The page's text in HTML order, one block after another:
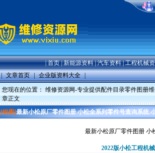
|首页|新能源资料|汽车资料|工程机械
| 文章首页 | 企业版资料大全 |
您现在的位置： 维修资源网-专业提供配件目录零件图册
章正文
[组图]最新小松原厂零件图册 小松全系列零件号查询系统
最新小松原厂零件图册 小
2022版小松工程机